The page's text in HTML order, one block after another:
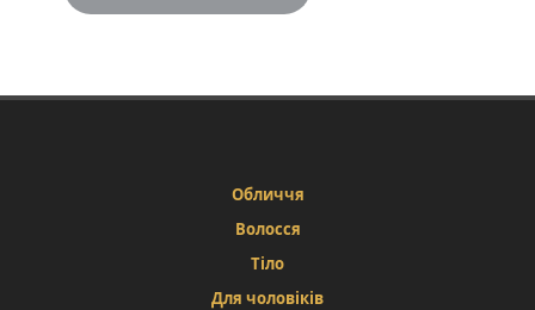
Обличчя
Волосся
Тіло
Для чоловіків